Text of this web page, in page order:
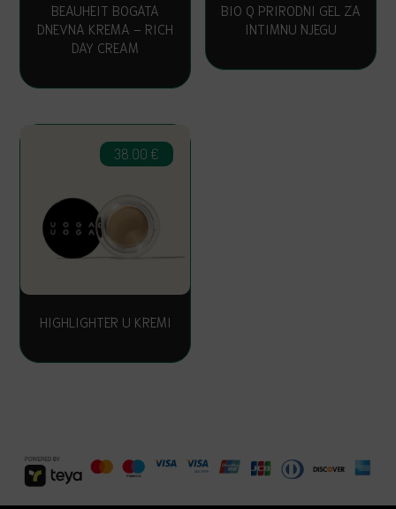
BEAUHEIT BOGATA
DNEVNA KREMA – RICH
DAY CREAM
BIO Q PRIRODNI GEL ZA
INTIMNU NJEGU
HIGHLIGHTER U KREMI
38.00 €